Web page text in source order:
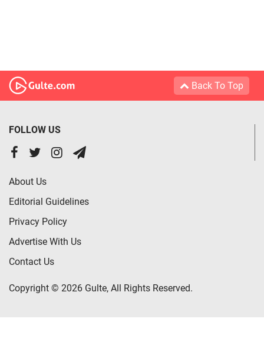
Back To Top
FOLLOW US
About Us
Editorial Guidelines
Privacy Policy
Advertise With Us
Contact Us
Copyright © 2026 Gulte, All Rights Reserved.